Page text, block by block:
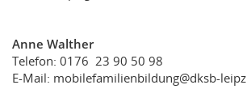
Anne Walther
Telefon: 0176 23 90 50 98
E-Mail: mobilefamilienbildung@dksb-